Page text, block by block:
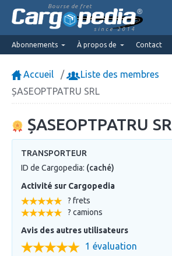
Bourse de fret
since 2014
Abonnements À propos de Contact
Accueil
Liste des membres
ȘASEOPTPATRU SRL
ȘASEOPTPATRU
TRANSPORTEUR
ID de Cargopedia: (caché)
Activité sur Cargopedia
? frets
? camions
Avis des autres utilisateurs
1 évaluation